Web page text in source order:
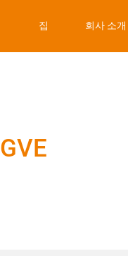
집 회사 소개
GVE